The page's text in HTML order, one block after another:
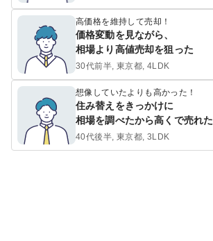
高価格を維持して売却！
価格変動を見ながら、
相場より高値売却を狙った
30代前半, 東京都, 4LDK
想像していたよりも高かった！
住み替えをきっかけに
相場を調べたから高くで売れた
40代後半, 東京都, 3LDK